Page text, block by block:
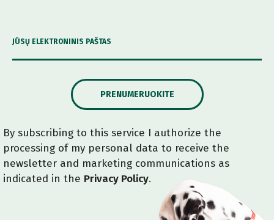
JŪSŲ ELEKTRONINIS PAŠTAS
PRENUMERUOKITE
By subscribing to this service I authorize the
processing of my personal data to receive the
newsletter and marketing communications as
indicated in the Privacy Policy.